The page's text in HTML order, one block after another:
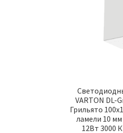
VARTON DL-
Грильято
ламели 10
12Вт 3000